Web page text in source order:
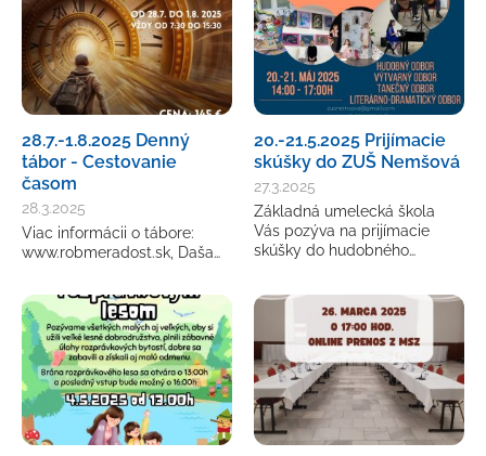
28.7.-1.8.2025 Denný
tábor - Cestovanie
časom
28.3.2025
Viac informácii o tábore:
www.robmeradost.sk, Daša…
20.-21.5.2025 Prijímacie
skúšky do ZUŠ Nemšová
27.3.2025
Základná umelecká škola
Vás pozýva na prijímacie
skúšky do hudobného…